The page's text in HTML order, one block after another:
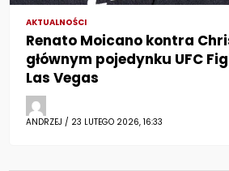
AKTUALNOŚCI
Renato Moicano kontra
głównym pojedynku UFC
Las Vegas
ANDRZEJ / 23 LUTEGO 2026, 16:33